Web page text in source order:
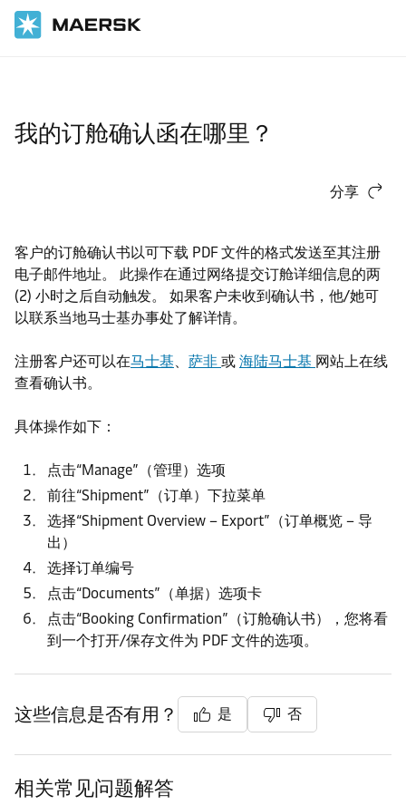
我的订舱确认函在哪里？
分享
客户的订舱确认书以可下载 PDF 文件的格式发送至其注册
电子邮件地址。 此操作在通过网络提交订舱详细信息的两
(2) 小时之后自动触发。 如果客户未收到确认书，他/她可
以联系当地马士基办事处了解详情。
注册客户还可以在马士基、 萨非 或 海陆马士基 网站上在线
查看确认书。
具体操作如下：
点击“Manage”（管理）选项
前往“Shipment”（订单）下拉菜单
选择“Shipment Overview – Export”（订单概览 – 导
出）
选择订单编号
点击“Documents”（单据）选项卡
点击“Booking Confirmation”（订舱确认书），您将看
到一个打开/保存文件为 PDF 文件的选项。
这些信息是否有用？ 是 否
相关常见问题解答